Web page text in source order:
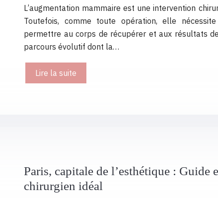
L’augmentation mammaire est une intervention
Toutefois, comme toute opération, elle
permettre au corps de récupérer et aux résultats
parcours évolutif dont la…
Lire la suite
Paris, capitale de l’esthétique : Guide
chirurgien idéal